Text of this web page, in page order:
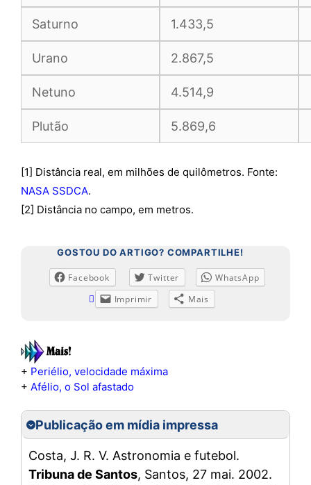
[1] Distância real, em milhões de quilômetros. Fonte:
NASA SSDCA.
[2] Distância no campo, em metros.
GOSTOU DO ARTIGO? COMPARTILHE!
Facebook Twitter
WhatsApp
Imprimir
Mais
+ Periélio, velocidade máxima
+ Afélio, o Sol afastado
Publicação em mídia impressa
Costa, J. R. V. Astronomia e futebol.
Tribuna de Santos, Santos, 27 mai. 2002.